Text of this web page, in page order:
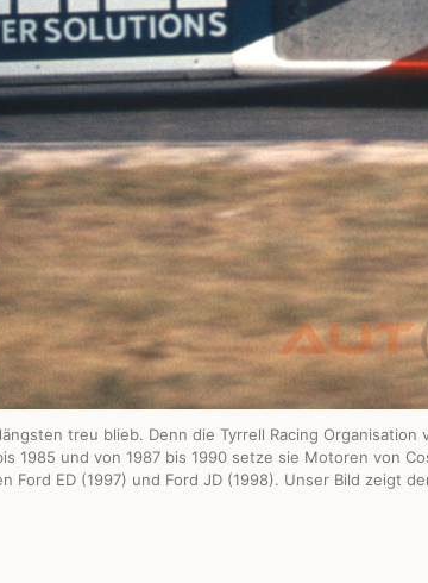
treu blieb. Denn die Tyrrell Racing
1985 und von 1987 bis 1990 setze sie Motoren von
ED (1997) und Ford JD (1998). Unser Bild zeigt